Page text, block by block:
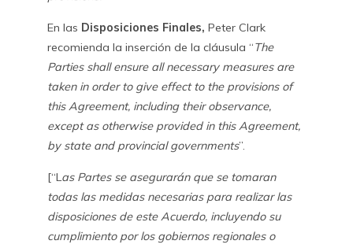
En las Disposiciones Finales, Peter Clark
recomienda la inserción de la cláusula “The
Parties shall ensure all necessary measures are
taken in order to give effect to the provisions of
this Agreement, including their observance,
except as otherwise provided in this Agreement,
by state and provincial governments”.
[“Las Partes se asegurarán que se tomaran
todas las medidas necesarias para realizar las
disposiciones de este Acuerdo, incluyendo su
cumplimiento por los gobiernos regionales o